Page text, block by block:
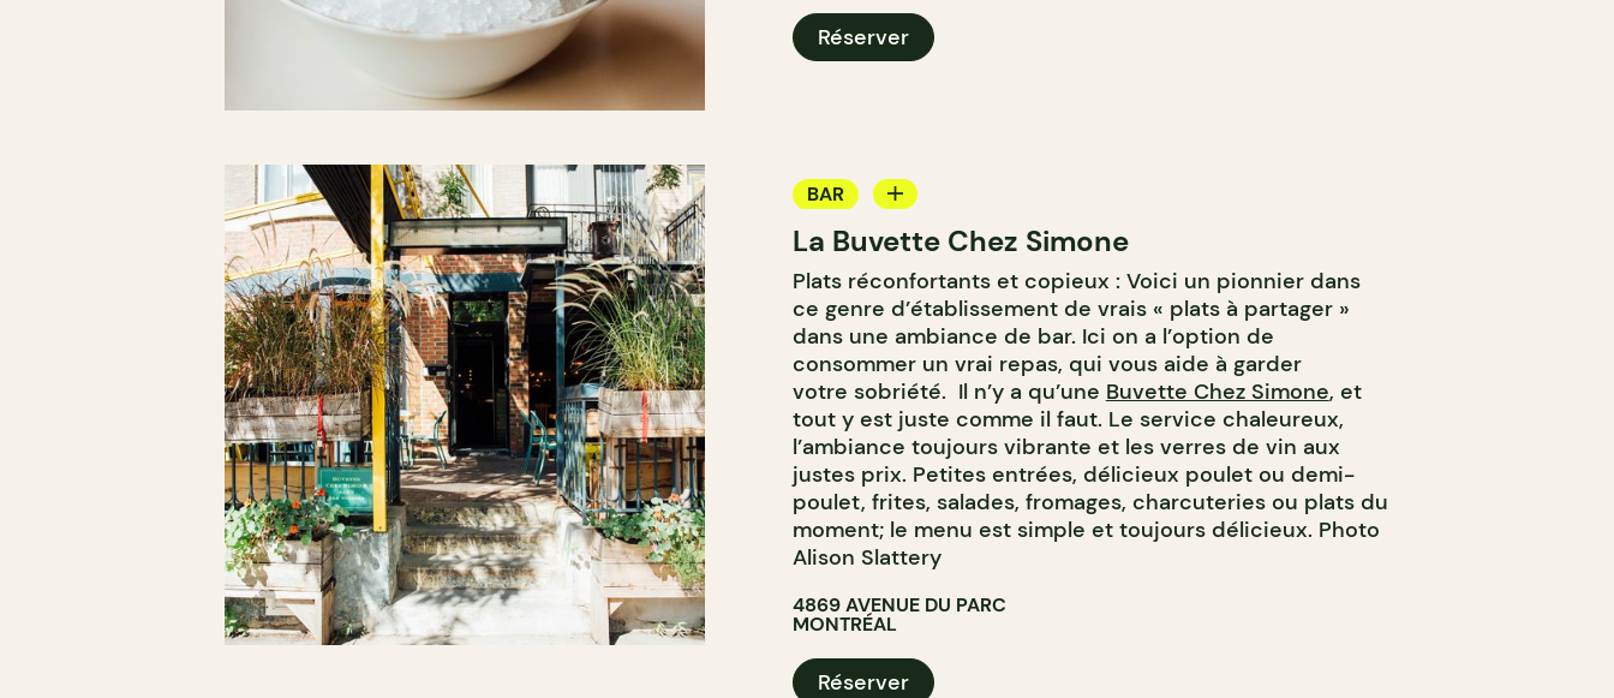
Réserver
BAR
BAR À VIN
La Buvette Chez Simone
Plats réconfortants et copieux : Voici un pionnier dans
ce genre d’établissement de vrais « plats à partager »
dans une ambiance de bar. Ici on a l’option de
consommer un vrai repas, qui vous aide à garder
votre sobriété. Il n’y a qu’une Buvette Chez Simone, et
tout y est juste comme il faut. Le service chaleureux,
l’ambiance toujours vibrante et les verres de vin aux
justes prix. Petites entrées, délicieux poulet ou demi-
poulet, frites, salades, fromages, charcuteries ou plats du
moment; le menu est simple et toujours délicieux. Photo
Alison Slattery
4869 AVENUE DU PARC
MONTRÉAL
Réserver